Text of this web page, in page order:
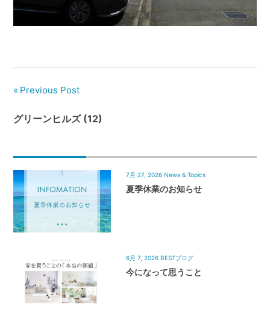
理
｜
密
着
HOUSE
Previous Post
グリーンヒルズ (12)
7月 27, 2026 News & Topics
夏季休業のお知らせ
6月 7, 2026 BESTブログ
今になって思うこと